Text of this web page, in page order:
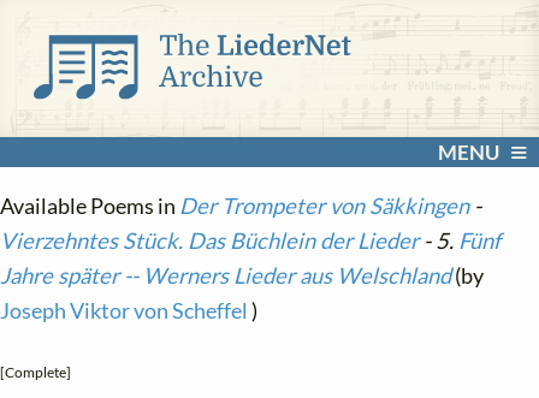
MENU
Available Poems in Der Trompeter von Säkkingen-
Vierzehntes Stück. Das Büchlein der Lieder- 5. Fünf
Jahre später -- Werners Lieder aus Welschland(by
Joseph Viktor von Scheffel )
[Complete]